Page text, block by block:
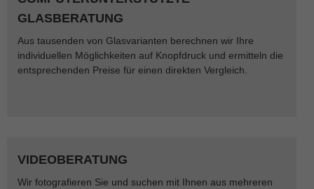
GLASBERATUNG
Aus tausenden von Glasvarianten berechnen wir Ihre
individuellen Möglichkeiten auf Knopfdruck und ermitteln die
entsprechenden Preise für einen direkten Vergleich.
VIDEOBERATUNG
Wir fotografieren Sie und suchen mit Ihnen aus mehreren